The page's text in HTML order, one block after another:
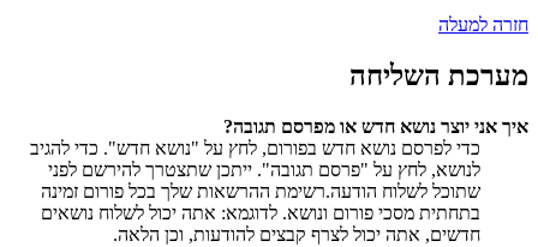
חזרה למעלה
מערכת השליחה
איך אני יוצר נושא חדש או מפרסם תגובה?
כדי לפרסם נושא חדש בפורום, לחץ על "נושא חדש". כדי להגיב
לנושא, לחץ על "פרסם תגובה". ייתכן שתצטרך להירשם לפני
שתוכל לשלוח הודעה.רשימת ההרשאות שלך בכל פורום זמינה
בתחתית מסכי פורום ונושא. לדוגמא: אתה יכול לשלוח נושאים
חדשים, אתה יכול לצרף קבצים להודעות, וכן הלאה.